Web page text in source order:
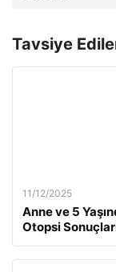
Tavsiye
11/12/2025
Anne ve 5
Otopsi